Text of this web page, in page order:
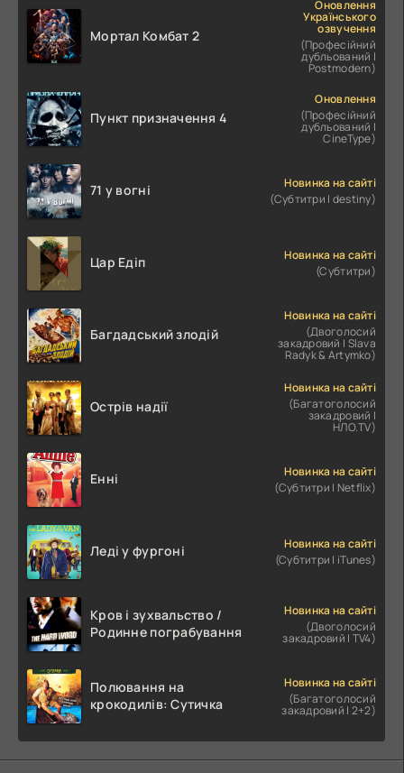
Мортал Комбат 2
Оновлення
Українського
озвучення
(Професійний
дубльований |
Postmodern)
Пункт призначення 4
Оновлення
(Професійний
дубльований |
CineType)
71 у вогні
Новинка на сайті
(Субтитри | destiny)
Цар Едіп
Новинка на сайті
(Субтитри)
Багдадський злодій
Новинка на сайті
(Двоголосий
закадровий | Slava
Radyk & Artymko)
Острів надії
Новинка на сайті
(Багатоголосий
закадровий |
НЛО.TV)
Енні
Новинка на сайті
(Субтитри | Netflix)
Леді у фургоні
Новинка на сайті
(Субтитри | iTunes)
Кров і зухвальство /
Родинне пограбування
Новинка на сайті
(Двоголосий
закадровий | TV4)
Полювання на
крокодилів: Сутичка
Новинка на сайті
(Багатоголосий
закадровий | 2+2)